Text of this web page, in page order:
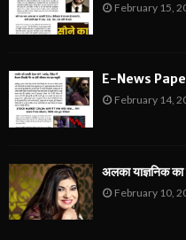
February 15,
E-News
February 14,
अलका याज्ञनिक
February 10,